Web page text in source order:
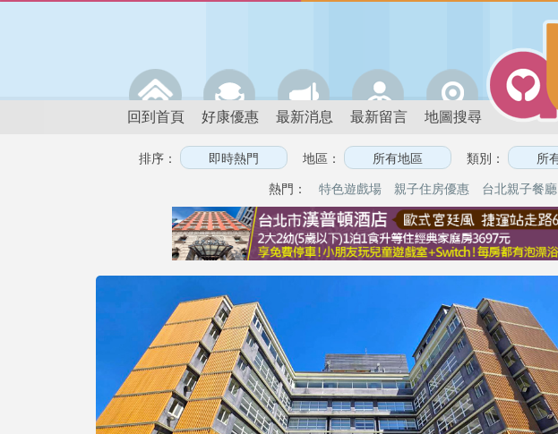
回到首頁 好康優惠 最新消息 最新留言 地圖搜尋
排序： 地區： 類別：
熱門： 特色遊戲場 親子住房優惠 台北親子餐廳